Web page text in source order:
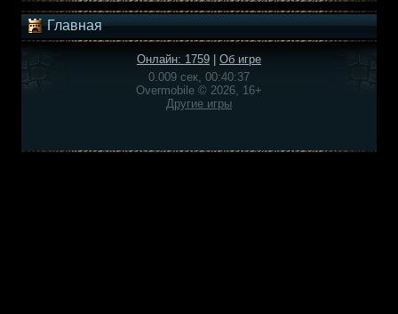
Главная
Онлайн: 1759
Об игре
0.009 сек, 00:40:37
Overmobile © 2026, 16+
Другие игры